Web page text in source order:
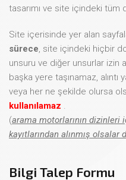
tasarımı ve site içindeki tüm
Site içerisinde yer alan
sürece, site içindeki hiçbir
unsuru ve diğer unsurlar izin
başka yere taşınamaz,
veya her ne şekilde olursa
kullanılamaz .
(arama motorlarının dizinleri
kayıtlarından alınmış olsalar
Bilgi Talep Formu